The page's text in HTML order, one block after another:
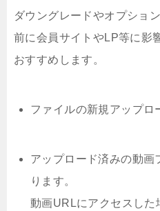
ダウングレードやオプショ
前に会員サイトやLP等に影
おすすめします。
ファイルの新規アップロ
アップロード済みの動画
ります。
動画URLにアクセスした